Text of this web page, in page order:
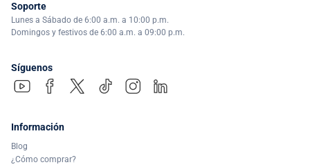
Soporte
Lunes a Sábado de 6:00 a.m. a 10:00 p.m.
Domingos y festivos de 6:00 a.m. a 09:00 p.m.
Síguenos
Información
Blog
¿Cómo comprar?